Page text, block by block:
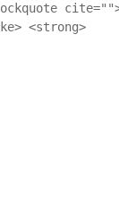
<strong>